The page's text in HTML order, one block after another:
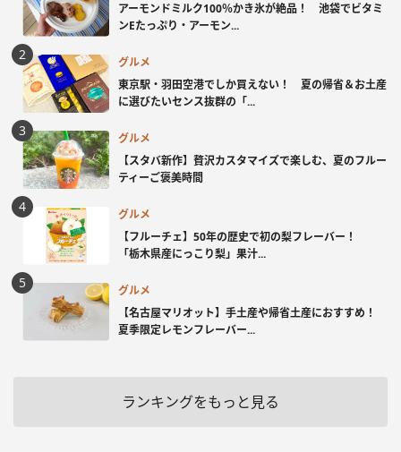
アーモンドミルク100％かき氷が絶品！ 池袋でビタミ
ンEたっぷり・アーモン...
グルメ
東京駅・羽田空港でしか買えない！ 夏の帰省＆お土産
に選びたいセンス抜群の「...
グルメ
【スタバ新作】贅沢カスタマイズで楽しむ、夏のフルー
ティーご褒美時間
グルメ
【フルーチェ】50年の歴史で初の梨フレーバー！
「栃木県産にっこり梨」果汁...
グルメ
【名古屋マリオット】手土産や帰省土産におすすめ！
夏季限定レモンフレーバー...
ランキングをもっと見る